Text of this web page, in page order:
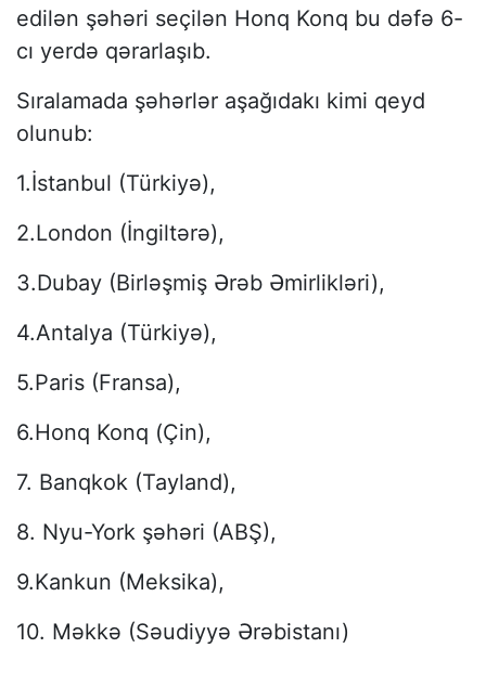
edilən şəhəri seçilən Honq Konq bu dəfə 6-
cı yerdə qərarlaşıb.
Sıralamada şəhərlər aşağıdakı kimi qeyd
olunub:
1.İstanbul (Türkiyə),
2.London (İngiltərə),
3.Dubay (Birləşmiş Ərəb Əmirlikləri),
4.Antalya (Türkiyə),
5.Paris (Fransa),
6.Honq Konq (Çin),
7. Banqkok (Tayland),
8. Nyu-York şəhəri (ABŞ),
9.Kankun (Meksika),
10. Məkkə (Səudiyyə Ərəbistanı)